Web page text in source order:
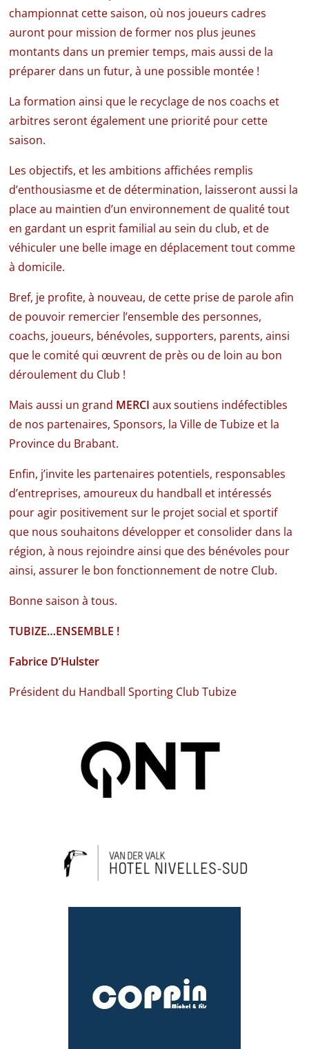
championnat cette saison, où nos joueurs cadres
auront pour mission de former nos plus jeunes
montants dans un premier temps, mais aussi de la
préparer dans un futur, à une possible montée !
La formation ainsi que le recyclage de nos coachs et
arbitres seront également une priorité pour cette
saison.
Les objectifs, et les ambitions affichées remplis
d’enthousiasme et de détermination, laisseront aussi la
place au maintien d’un environnement de qualité tout
en gardant un esprit familial au sein du club, et de
véhiculer une belle image en déplacement tout comme
à domicile.
Bref, je profite, à nouveau, de cette prise de parole afin
de pouvoir remercier l’ensemble des personnes,
coachs, joueurs, bénévoles, supporters, parents, ainsi
que le comité qui œuvrent de près ou de loin au bon
déroulement du Club !
Mais aussi un grand MERCI aux soutiens indéfectibles
de nos partenaires, Sponsors, la Ville de Tubize et la
Province du Brabant.
Enfin, j’invite les partenaires potentiels, responsables
d’entreprises, amoureux du handball et intéressés
pour agir positivement sur le projet social et sportif
que nous souhaitons développer et consolider dans la
région, à nous rejoindre ainsi que des bénévoles pour
ainsi, assurer le bon fonctionnement de notre Club.
Bonne saison à tous.
TUBIZE…ENSEMBLE !
Fabrice D’Hulster
Président du Handball Sporting Club Tubize